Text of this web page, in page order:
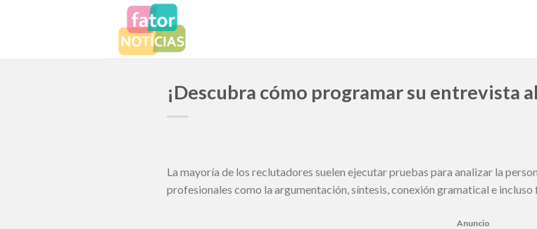
¡Descubra cómo programar su entrevista
La mayoría de los reclutadores suelen ejecutar pruebas para analizar la
profesionales como la argumentación, síntesis, conexión gramatical e incluso
Anuncio